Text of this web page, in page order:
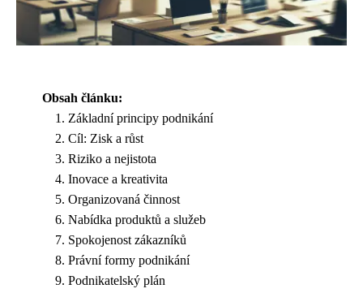
Obsah článku:
Základní principy podnikání
Cíl: Zisk a růst
Riziko a nejistota
Inovace a kreativita
Organizovaná činnost
Nabídka produktů a služeb
Spokojenost zákazníků
Právní formy podnikání
Podnikatelský plán